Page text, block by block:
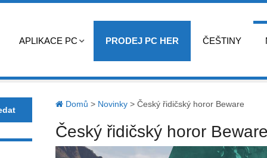
APLIKACE PC PRODEJ PC HER ČEŠTINY
Domů > Novinky> Český řidičský horor Beware
Český řidičský horor